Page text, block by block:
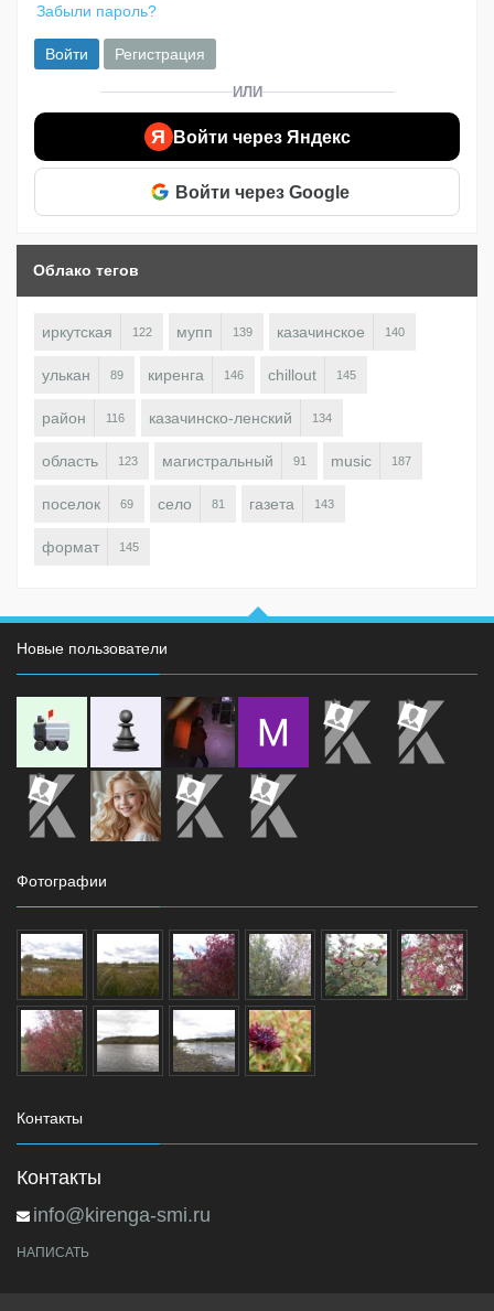
Забыли пароль?
Войти Регистрация
ИЛИ
Я Войти через Яндекс
Войти через Google
Облако тегов
иркутская 122 мупп 139 казачинское 140
улькан 89 киренга 146 chillout 145
район 116 казачинско-ленский 134
область 123 магистральный 91 music 187
поселок 69 село 81 газета 143
формат 145
Новые пользователи
Фотографии
Контакты
Контакты
info@kirenga-smi.ru
НАПИСАТЬ